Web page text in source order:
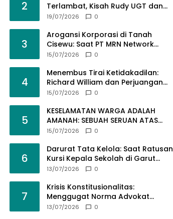
2
Terlambat, Kisah Rudy UGT dan
Misi Membangun SDM Bangsa
19/07/2026 0
3
Arogansi Korporasi di Tanah
Cisewu: Saat PT MRN Network
Global Mengabaikan Adab dan
15/07/2026 0
4
Menembus Tirai Ketidakadilan:
Richard William dan Perjuangan
Konstitusional Advokat dalam
15/07/2026 0
5
KESELAMATAN WARGA ADALAH
AMANAH: SEBUAH SERUAN ATAS
SEMRAWUTNYA KABEL UTILITAS
15/07/2026 0
6
Darurat Tata Kelola: Saat Ratusan
Kursi Kepala Sekolah di Garut
“Dibiarkan Kosong” di Tengah
13/07/2026 0
7
Krisis Konstitusionalitas:
Menggugat Norma Advokat
dalam KUHAP Nomor 20 Tahun
13/07/2026 0